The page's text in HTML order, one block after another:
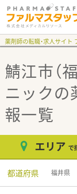
薬剤師の転職・求人サイト
鯖江市（
ニックの
報一覧
エリア で
都道府県 福井県